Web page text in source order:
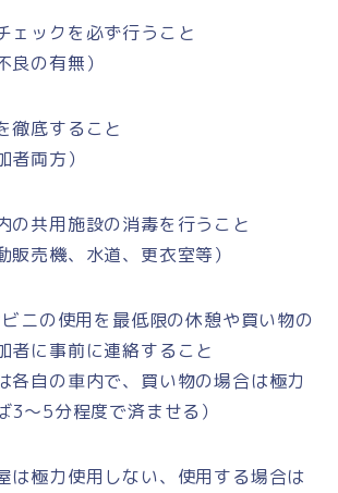
ェックを必ず行うこと
の有無）
徹底すること
両方）
の共用施設の消毒を行うこと
売機、水道、更衣室等）
ビニの使用を最低限の休憩や買い物の
者に事前に連絡すること
各自の車内で、買い物の場合は極力
3～5分程度で済ませる）
は極力使用しない、使用する場合は